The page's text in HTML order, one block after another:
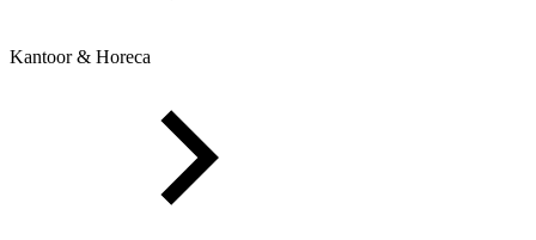
Kantoor & Horeca